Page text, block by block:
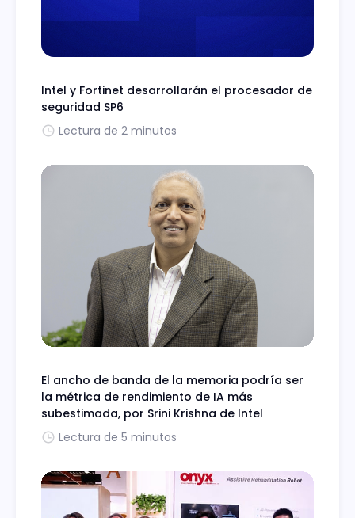
Intel y Fortinet desarrollarán el procesador de
seguridad SP6
Lectura de 2 minutos
El ancho de banda de la memoria podría ser
la métrica de rendimiento de IA más
subestimada, por Srini Krishna de Intel
Lectura de 5 minutos